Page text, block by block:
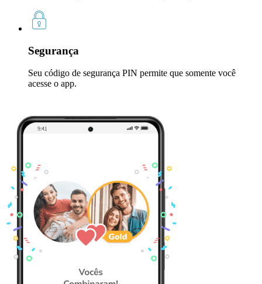
Segurança
Seu código de segurança PIN permite que somente você
acesse o app.